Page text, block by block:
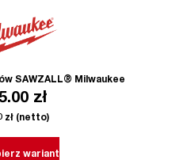
SAWZALL® Milwaukee
zł
zł (netto)
wariant